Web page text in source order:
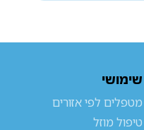
שימושי
מטפלים לפי אזורים
טיפול מוזל